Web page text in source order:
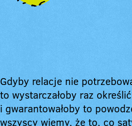
Gdyby relacje nie
to wystarczałoby raz
i gwarantowałoby to
wszyscy wiemy, że to, co